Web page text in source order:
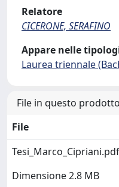
Relatore
CICERONE, SERAFINO
Appare nelle
Laurea triennale
File in questo
File
Tesi_Marco_Cipriani.pdf
Dimensione 2.8 MB